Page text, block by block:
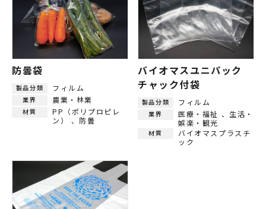
防曇袋
製品分類 フィルム
業界 農業・林業
材質
PP（ポリプロピレ
ン）
防曇
バイオマスユニパック
チャック付袋
製品分類 フィルム
業界 医療・福祉
生活・
娯楽・観光
材質
バイオマスプラスチ
ック